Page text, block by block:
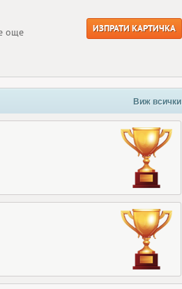
още
ИЗПРАТИ КАРТИЧКА
Виж всички